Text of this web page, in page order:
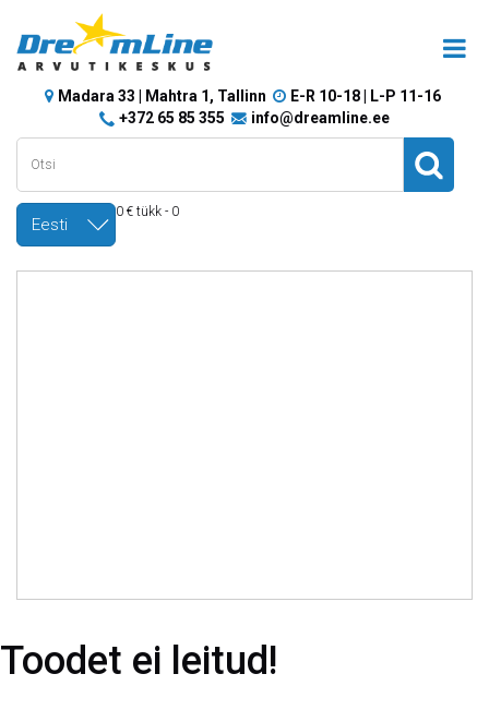
Madara 33 | Mahtra 1, Tallinn
E-R 10-18 | L-P 11-16
+372 65 85 355
info@dreamline.ee
Eesti
0 € tükk - 0
Toodet ei leitud!